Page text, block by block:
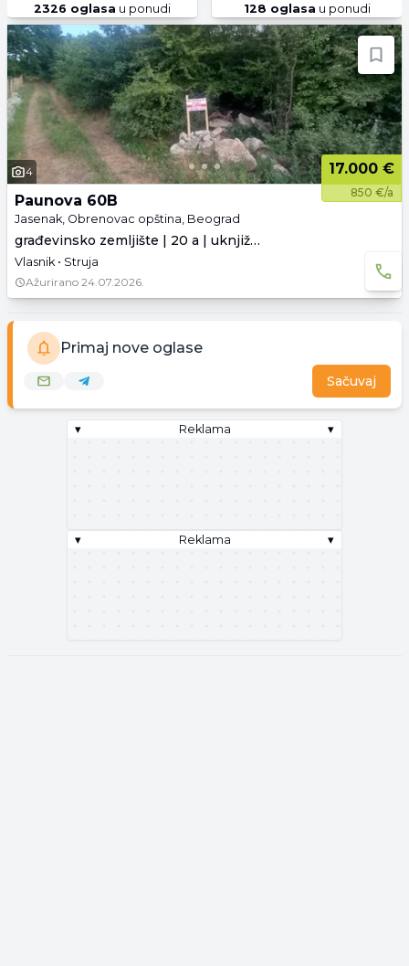
2326 oglasa u ponudi 128 oglasa u ponudi
4 17.000 €
850 €/a
Paunova 60B
Jasenak, Obrenovac opština, Beograd
građevinsko zemljište | 20 a | uknjiženo
Vlasnik • Struja
Ažurirano 24.07.2026.
Primaj nove oglase
Sačuvaj
▾ Reklama ▾
▾ Reklama ▾